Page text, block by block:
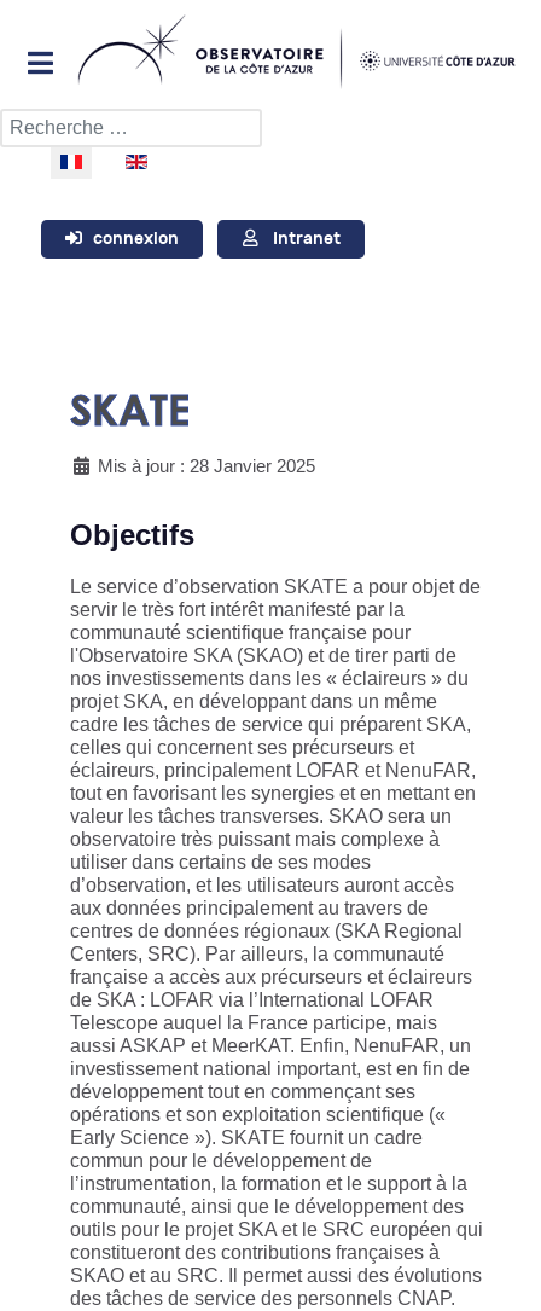
Rechercher
Sélectionnez votre langue
connexion Intranet
SKATE
Mis à jour : 28 Janvier 2025
Objectifs
Le service d’observation SKATE a pour objet de
servir le très fort intérêt manifesté par la
communauté scientifique française pour
l'Observatoire SKA (SKAO) et de tirer parti de
nos investissements dans les « éclaireurs » du
projet SKA, en développant dans un même
cadre les tâches de service qui préparent SKA,
celles qui concernent ses précurseurs et
éclaireurs, principalement LOFAR et NenuFAR,
tout en favorisant les synergies et en mettant en
valeur les tâches transverses. SKAO sera un
observatoire très puissant mais complexe à
utiliser dans certains de ses modes
d’observation, et les utilisateurs auront accès
aux données principalement au travers de
centres de données régionaux (SKA Regional
Centers, SRC). Par ailleurs, la communauté
française a accès aux précurseurs et éclaireurs
de SKA : LOFAR via l’International LOFAR
Telescope auquel la France participe, mais
aussi ASKAP et MeerKAT. Enfin, NenuFAR, un
investissement national important, est en fin de
développement tout en commençant ses
opérations et son exploitation scientifique («
Early Science »). SKATE fournit un cadre
commun pour le développement de
l’instrumentation, la formation et le support à la
communauté, ainsi que le développement des
outils pour le projet SKA et le SRC européen qui
constitueront des contributions françaises à
SKAO et au SRC. Il permet aussi des évolutions
des tâches de service des personnels CNAP.